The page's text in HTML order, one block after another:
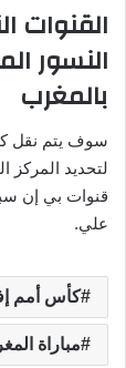
القنوات
النسور
بالمغرب
سوف يتم نقل
لتحديد المركز
قنوات بي إن
علي.
كأس أمم
مباراة